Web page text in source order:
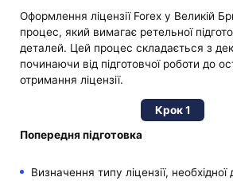
Оформлення ліцензії Forex у Великій
процес, який вимагає ретельної
деталей. Цей процес складається з
починаючи від підготовчої роботи до
отримання ліцензії.
Крок 1
Попередня підготовка
Визначення типу ліцензії,